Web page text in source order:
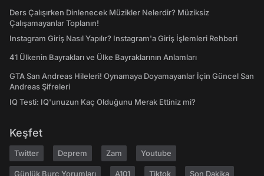
Ders Çalışırken Dinlenecek Müzikler Nelerdir? Müziksiz
Çalışamayanlar Toplanın!
Instagram Giriş Nasıl Yapılır? Instagram'a Giriş İşlemleri Rehberi
41 Ülkenin Bayrakları ve Ülke Bayraklarının Anlamları
GTA San Andreas Hileleri! Oynamaya Doyamayanlar İçin Güncel San
Andreas Şifreleri
IQ Testi: IQ'unuzun Kaç Olduğunu Merak Ettiniz mi?
Keşfet
Twitter Deprem Zam Youtube
Günlük Burç Yorumları A101 Tiktok Son Dakika